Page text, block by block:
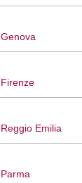
Genova
Firenze
Reggio Emilia
Parma